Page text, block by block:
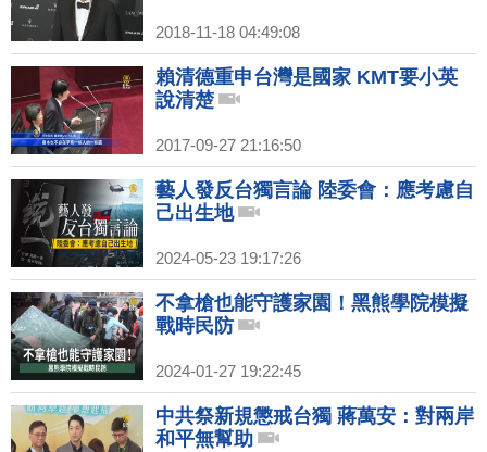
2018-11-18 04:49:08
賴清德重申台灣是國家 KMT要小英
說清楚
2017-09-27 21:16:50
藝人發反台獨言論 陸委會：應考慮自
己出生地
2024-05-23 19:17:26
不拿槍也能守護家園！黑熊學院模擬
戰時民防
2024-01-27 19:22:45
中共祭新規懲戒台獨 蔣萬安：對兩岸
和平無幫助